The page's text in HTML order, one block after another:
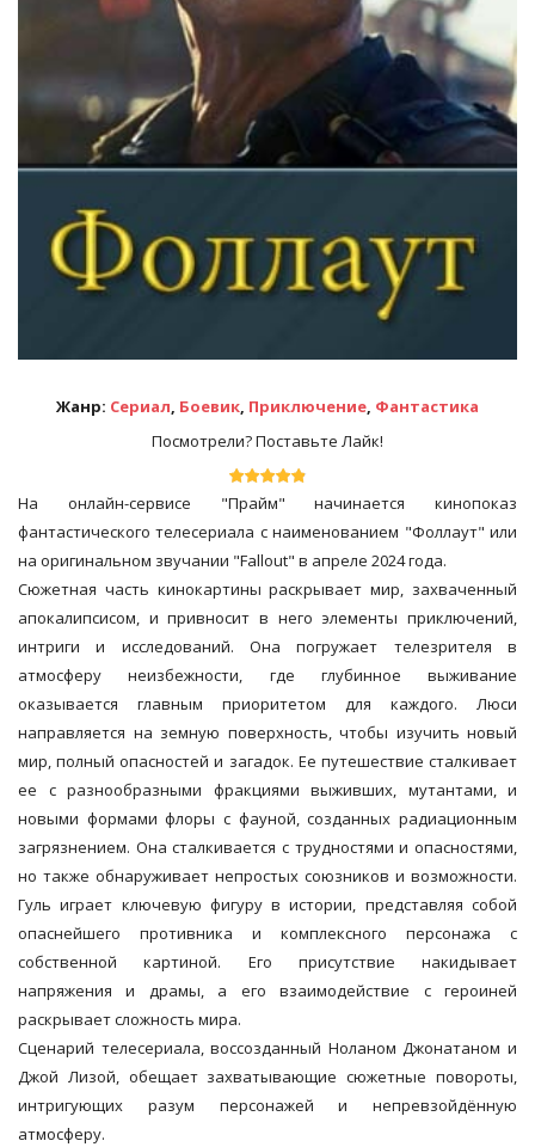
Жанр: Сериал, Боевик, Приключение, Фантастика
Посмотрели? Поставьте Лайк!
На онлайн-сервисе "Прайм" начинается кинопоказ
фантастического телесериала с наименованием "Фоллаут" или
на оригинальном звучании "Fallout" в апреле 2024 года.
Сюжетная часть кинокартины раскрывает мир, захваченный
апокалипсисом, и привносит в него элементы приключений,
интриги и исследований. Она погружает телезрителя в
атмосферу неизбежности, где глубинное выживание
оказывается главным приоритетом для каждого. Люси
направляется на земную поверхность, чтобы изучить новый
мир, полный опасностей и загадок. Ее путешествие сталкивает
ее с разнообразными фракциями выживших, мутантами, и
новыми формами флоры с фауной, созданных радиационным
загрязнением. Она сталкивается с трудностями и опасностями,
но также обнаруживает непростых союзников и возможности.
Гуль играет ключевую фигуру в истории, представляя собой
опаснейшего противника и комплексного персонажа с
собственной картиной. Его присутствие накидывает
напряжения и драмы, а его взаимодействие с героиней
раскрывает сложность мира.
Сценарий телесериала, воссозданный Ноланом Джонатаном и
Джой Лизой, обещает захватывающие сюжетные повороты,
интригующих разум персонажей и непревзойдённую
атмосферу.